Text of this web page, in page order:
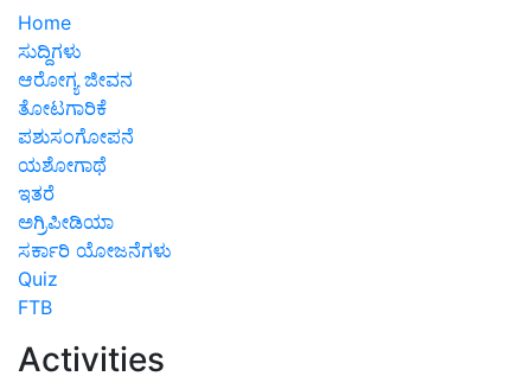
Home
ಸುದ್ದಿಗಳು
ಆರೋಗ್ಯ ಜೀವನ
ತೋಟಗಾರಿಕೆ
ಪಶುಸಂಗೋಪನೆ
ಯಶೋಗಾಥೆ
ಇತರೆ
ಅಗ್ರಿಪೀಡಿಯಾ
ಸರ್ಕಾರಿ ಯೋಜನೆಗಳು
Quiz
FTB
Activities